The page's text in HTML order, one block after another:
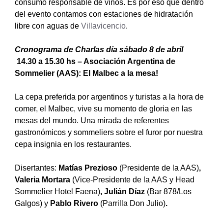
consumo responsable de vinos. Es por eso que dentro
del evento contamos con estaciones de hidratación
libre con aguas de Villavicencio.
Cronograma de Charlas día sábado 8 de abril
14.30 a 15.30 hs – Asociación Argentina de
Sommelier (AAS): El Malbec a la mesa!
La cepa preferida por argentinos y turistas a la hora de
comer, el Malbec, vive su momento de gloria en las
mesas del mundo. Una mirada de referentes
gastronómicos y sommeliers sobre el furor por nuestra
cepa insignia en los restaurantes.
Disertantes: Matías Prezioso (Presidente de la AAS),
Valeria Mortara (Vice-Presidente de la AAS y Head
Sommelier Hotel Faena), Julián Díaz (Bar 878/Los
Galgos) y Pablo Rivero (Parrilla Don Julio).